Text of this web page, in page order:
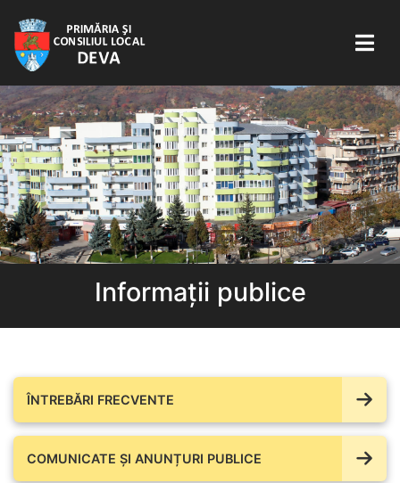
Informații publice
ÎNTREBĂRI FRECVENTE
COMUNICATE ŞI ANUNȚURI PUBLICE